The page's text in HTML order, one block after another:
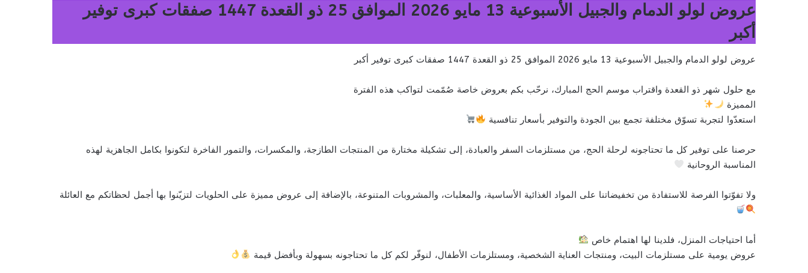
عروض لولو الدمام والجبيل الأسبوعية 13 مايو 2026 الموافق 25 ذو القعدة 1447 صفقات كبرى توفير
أكبر
عروض لولو الدمام والجبيل الأسبوعية 13 مايو 2026 الموافق 25 ذو القعدة 1447 صفقات كبرى توفير أكبر
مع حلول شهر ذو القعدة واقتراب موسم الحج المبارك، نرحّب بكم بعروض خاصة صُمّمت لتواكب هذه الفترة
المميزة
استعدّوا لتجربة تسوّق مختلفة تجمع بين الجودة والتوفير بأسعار تنافسية
حرصنا على توفير كل ما تحتاجونه لرحلة الحج، من مستلزمات السفر والعبادة، إلى تشكيلة مختارة من المنتجات الطازجة، والمكسرات، والتمور الفاخرة لتكونوا بكامل الجاهزية لهذه
المناسبة الروحانية
ولا تفوّتوا الفرصة للاستفادة من تخفيضاتنا على المواد الغذائية الأساسية، والمعلبات، والمشروبات المتنوعة، بالإضافة إلى عروض مميزة على الحلويات لتزيّنوا بها أجمل لحظاتكم مع العائلة
أما احتياجات المنزل، فلدينا لها اهتمام خاص
عروض يومية على مستلزمات البيت، ومنتجات العناية الشخصية، ومستلزمات الأطفال، لنوفّر لكم كل ما تحتاجونه بسهولة وبأفضل قيمة